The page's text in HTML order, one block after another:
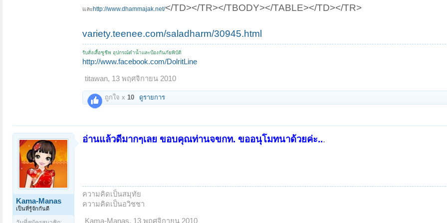
และ http://www.dhammajak.net/</TD></TR></TBODY></TABLE></TD></TR>
variety.teenee.com/saladharm/30945.html
รับสั่งเสื้อชูชีพ อุปกรณ์ดำน้ำและป้องกันภัยพิบัติ
http://www.facebook.com/DolritLine
titawan, 13 พฤศจิกายน 2010
ถูกใจ x 10 ดูรายการ
Kama-Manas
เป็นที่รู้จักกันดี
อ่านแล้วดีมากๆเลย ขอบคุณท่านจขกท. ขออนุโมทนาด้วยค่ะ...
ความคิดเป็นสมุทัย
ความคิดเป็นอวิชชา
Kama-Manas, 13 พฤศจิกายน 2010